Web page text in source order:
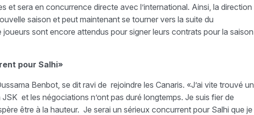
et sera en concurrence directe avec l’international. Ainsi, la direction
saison et peut maintenant se tourner vers la suite du
joueurs sont encore attendus pour signer leurs contrats pour la saison
pour Salhi»
Benbot, se dit ravi de rejoindre les Canaris. «J’ai vite trouvé un
et les négociations n’ont pas duré longtemps. Je suis fier de
être à la hauteur. Je serai un sérieux concurrent pour Salhi que je